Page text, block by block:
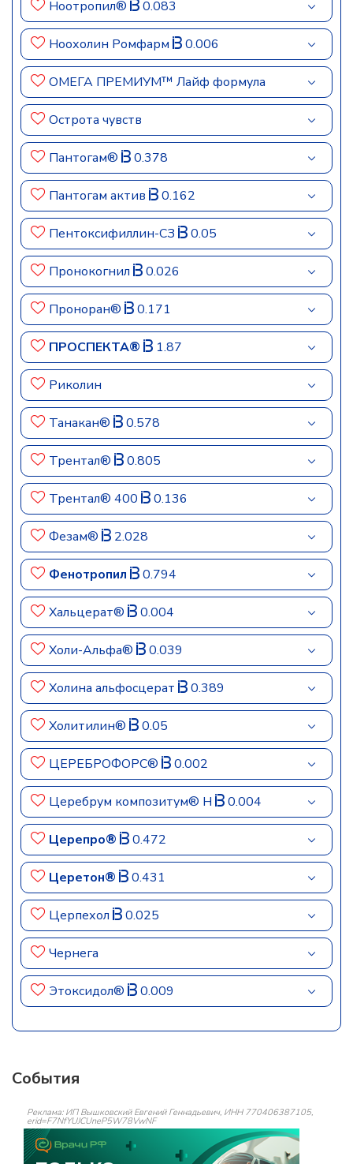
Ноотропил® 0.083
Ноохолин Ромфарм 0.006
ОМЕГА ПРЕМИУМ™ Лайф формула
Острота чувств
Пантогам® 0.378
Пантогам актив 0.162
Пентоксифиллин-СЗ 0.05
Пронокогнил 0.026
Проноран® 0.171
ПРОСПЕКТА® 1.87
Риколин
Танакан® 0.578
Трентал® 0.805
Трентал® 400 0.136
Фезам® 2.028
Фенотропил 0.794
Хальцерат® 0.004
Холи-Альфа® 0.039
Холина альфосцерат 0.389
Холитилин® 0.05
ЦЕРЕБРОФОРС® 0.002
Церебрум композитум® Н 0.004
Церепро® 0.472
Церетон® 0.431
Церпехол 0.025
Чернега
Этоксидол® 0.009
События
Реклама: ИП Вышковский Евгений Геннадьевич, ИНН 770406387105,
erid=F7NfYUJCUneP5W78VwNF